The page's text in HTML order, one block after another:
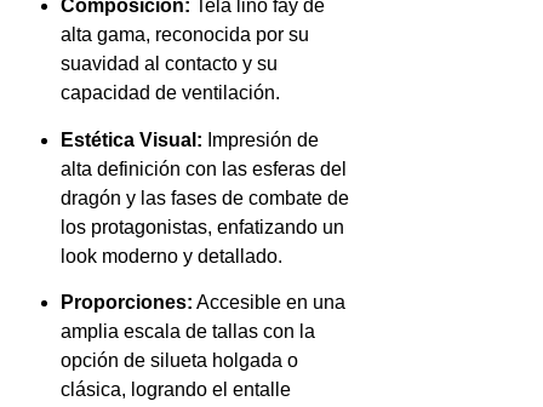
Composición: Tela lino fay de
alta gama, reconocida por su
suavidad al contacto y su
capacidad de ventilación.
Estética Visual: Impresión de
alta definición con las esferas del
dragón y las fases de combate de
los protagonistas, enfatizando un
look moderno y detallado.
Proporciones: Accesible en una
amplia escala de tallas con la
opción de silueta holgada o
clásica, logrando el entalle